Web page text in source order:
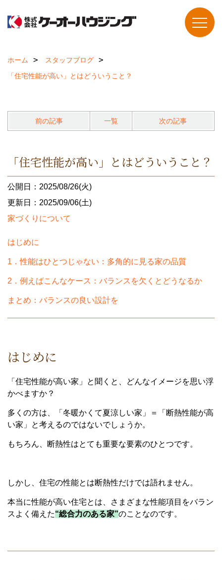
ホーム
スタッフブログ
「住宅性能が高い」とはどういうこと？
前の記事 一覧 次の記事
「住宅性能が高い」とはどういうこと？
公開日：2025/08/26(火)
更新日：2025/09/06(土)
家づくりについて
はじめに
1．性能はひとつじゃない：多角的に見る家の品質
2．例えばこんなケース：バランスを欠くとどうなるか
まとめ：バランスの良い設計を
はじめに
「住宅性能が高い家」と聞くと、どんなイメージを思い浮
かべますか？
多くの方は、「冬暖かくて夏涼しい家」＝「断熱性能が高
い家」と考えるのではないでしょうか。
もちろん、断熱性はとても重要な要素のひとつです。
しかし、住宅の性能とは断熱性だけでは語れません。
本当に性能が高い住宅とは、さまざまな性能項目をバラン
スよく備えた“総合力のある家”のことなのです。